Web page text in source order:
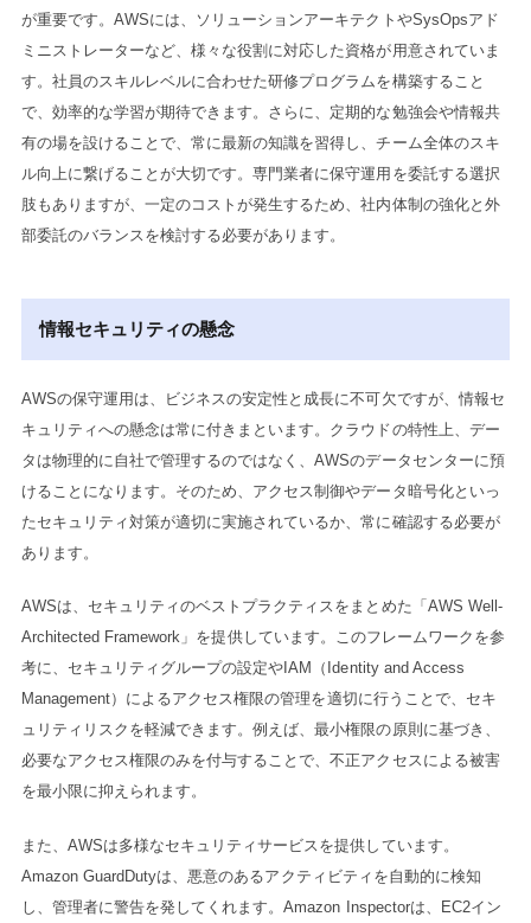
が重要です。AWSには、ソリューションアーキテクトやSysOpsアド
ミニストレーターなど、様々な役割に対応した資格が用意されていま
す。社員のスキルレベルに合わせた研修プログラムを構築すること
で、効率的な学習が期待できます。さらに、定期的な勉強会や情報共
有の場を設けることで、常に最新の知識を習得し、チーム全体のスキ
ル向上に繋げることが大切です。専門業者に保守運用を委託する選択
肢もありますが、一定のコストが発生するため、社内体制の強化と外
部委託のバランスを検討する必要があります。
情報セキュリティの懸念
AWSの保守運用は、ビジネスの安定性と成長に不可欠ですが、情報セ
キュリティへの懸念は常に付きまといます。クラウドの特性上、デー
タは物理的に自社で管理するのではなく、AWSのデータセンターに預
けることになります。そのため、アクセス制御やデータ暗号化といっ
たセキュリティ対策が適切に実施されているか、常に確認する必要が
あります。
AWSは、セキュリティのベストプラクティスをまとめた「AWS Well-
Architected Framework」を提供しています。このフレームワークを参
考に、セキュリティグループの設定やIAM（Identity and Access
Management）によるアクセス権限の管理を適切に行うことで、セキ
ュリティリスクを軽減できます。例えば、最小権限の原則に基づき、
必要なアクセス権限のみを付与することで、不正アクセスによる被害
を最小限に抑えられます。
また、AWSは多様なセキュリティサービスを提供しています。
Amazon GuardDutyは、悪意のあるアクティビティを自動的に検知
し、管理者に警告を発してくれます。Amazon Inspectorは、EC2イン